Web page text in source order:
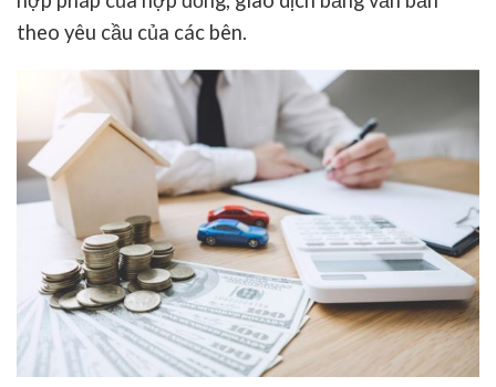
theo yêu cầu của các bên.